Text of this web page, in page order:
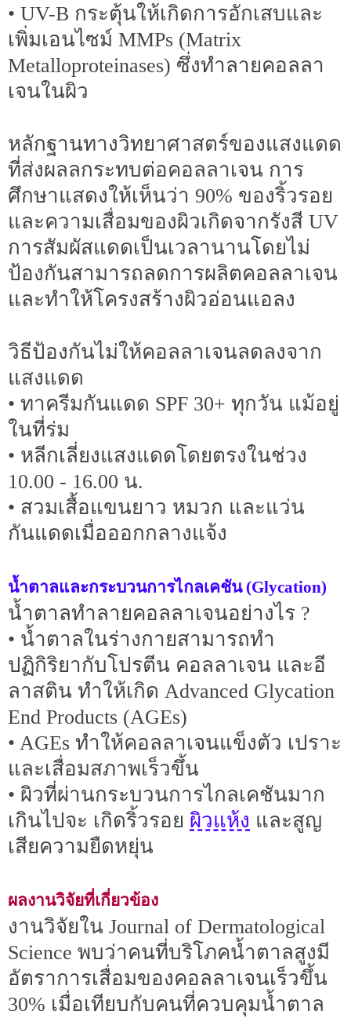
• UV-B กระตุ้นให้เกิดการอักเสบและ
เพิ่มเอนไซม์ MMPs (Matrix
Metalloproteinases) ซึ่งทำลายคอลลา
เจนในผิว
หลักฐานทางวิทยาศาสตร์ของแสงแดด
ที่ส่งผลลกระทบต่อคอลลาเจน การ
ศึกษาแสดงให้เห็นว่า 90% ของริ้วรอย
และความเสื่อมของผิวเกิดจากรังสี UV
การสัมผัสแดดเป็นเวลานานโดยไม่
ป้องกันสามารถลดการผลิตคอลลาเจน
และทำให้โครงสร้างผิวอ่อนแอลง
วิธีป้องกันไม่ให้คอลลาเจนลดลงจาก
แสงแดด
• ทาครีมกันแดด SPF 30+ ทุกวัน แม้อยู่
ในที่ร่ม
• หลีกเลี่ยงแสงแดดโดยตรงในช่วง
10.00 - 16.00 น.
• สวมเสื้อแขนยาว หมวก และแว่น
กันแดดเมื่อออกกลางแจ้ง
น้ำตาลและกระบวนการไกลเคชัน (Glycation)
น้ำตาลทำลายคอลลาเจนอย่างไร ?
• น้ำตาลในร่างกายสามารถทำ
ปฏิกิริยากับโปรตีน คอลลาเจน และอี
ลาสติน ทำให้เกิด Advanced Glycation
End Products (AGEs)
• AGEs ทำให้คอลลาเจนแข็งตัว เปราะ
และเสื่อมสภาพเร็วขึ้น
• ผิวที่ผ่านกระบวนการไกลเคชันมาก
เกินไปจะ เกิดริ้วรอย ผิวแห้ง และสูญ
เสียความยืดหยุ่น
ผลงานวิจัยที่เกี่ยวข้อง
งานวิจัยใน Journal of Dermatological
Science พบว่าคนที่บริโภคน้ำตาลสูงมี
อัตราการเสื่อมของคอลลาเจนเร็วขึ้น
30% เมื่อเทียบกับคนที่ควบคุมน้ำตาล